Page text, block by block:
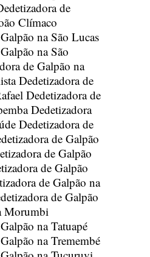
de
Clímaco
na São Lucas
na São
de Galpão na
Dedetizadora de
Dedetizadora de
Dedetizadora
Dedetizadora de
de Galpão
de Galpão
de Galpão
de Galpão na
de Galpão
Morumbi
na Tatuapé
na Tremembé